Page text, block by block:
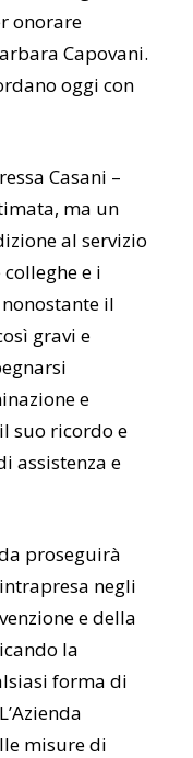
onorare
Capovani.
oggi con
Casani –
ma un
al servizio
e i
il
gravi e
e
suo ricordo e
assistenza e
proseguirà
negli
e della
la
forma di
misure di